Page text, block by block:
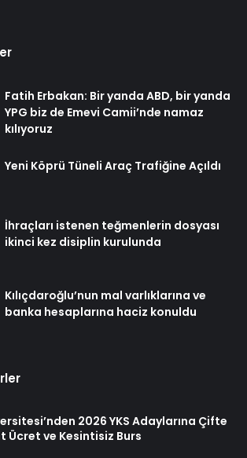
Fatih Erbakan: Bir yanda ABD, bir yanda
YPG biz de Emevi Camii’nde namaz
kılıyoruz
Yeni Köprü Tüneli Araç Trafiğine Açıldı
İhraçları istenen teğmenlerin dosyası
ikinci kez disiplin kurulunda
Kılıçdaroğlu’nun mal varlıklarına ve
banka hesaplarına haciz konuldu
2026 YKS Adaylarına Çifte
Ücret ve Kesintisiz Burs